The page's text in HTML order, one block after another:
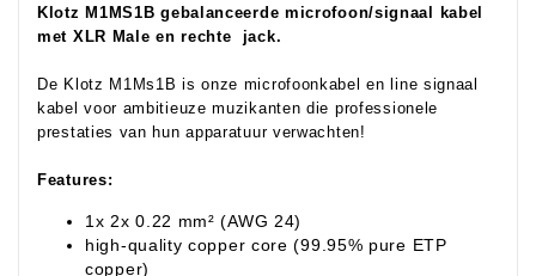
Klotz M1MS1Bgebalanceerde microfoon/signaal kabel
met XLR Male en rechte jack.
De Klotz M1Ms1B is onze microfoonkabel en line signaal
kabel voor ambitieuze muzikanten die professionele
prestaties van hun apparatuur verwachten!
Features:
1x 2x 0.22 mm² (AWG 24)
high-quality copper core (99.95% pure ETP
copper)